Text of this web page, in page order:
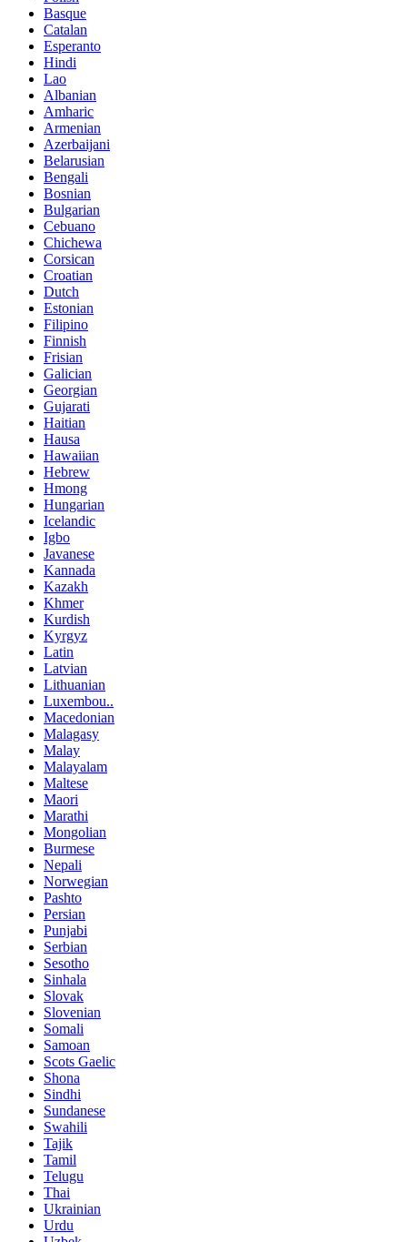
Basque
Catalan
Esperanto
Hindi
Lao
Albanian
Amharic
Armenian
Azerbaijani
Belarusian
Bengali
Bosnian
Bulgarian
Cebuano
Chichewa
Corsican
Croatian
Dutch
Estonian
Filipino
Finnish
Frisian
Galician
Georgian
Gujarati
Haitian
Hausa
Hawaiian
Hebrew
Hmong
Hungarian
Icelandic
Igbo
Javanese
Kannada
Kazakh
Khmer
Kurdish
Kyrgyz
Latin
Latvian
Lithuanian
Luxembou..
Macedonian
Malagasy
Malay
Malayalam
Maltese
Maori
Marathi
Mongolian
Burmese
Nepali
Norwegian
Pashto
Persian
Punjabi
Serbian
Sesotho
Sinhala
Slovak
Slovenian
Somali
Samoan
Scots Gaelic
Shona
Sindhi
Sundanese
Swahili
Tajik
Tamil
Telugu
Thai
Ukrainian
Urdu